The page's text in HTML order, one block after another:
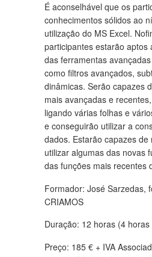
É aconselhável que os
conhecimentos sólidos ao
utilização do MS Excel.
participantes estarão aptos
das ferramentas
como filtros avançados,
dinâmicas. Serão capazes
mais avançadas e
ligando várias folhas e
e conseguirão utilizar a
dados. Estarão capazes de
utilizar algumas das novas
das funções mais recentes
Formador: José Sarzedas,
CRIAMOS
Duração: 12 horas (4 horas
Preço: 185 € + IVA